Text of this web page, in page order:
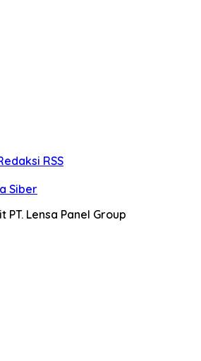
RSS
Siber
PT. Lensa Panel Group